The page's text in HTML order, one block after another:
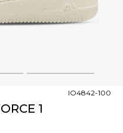
3
1
IO4842-100